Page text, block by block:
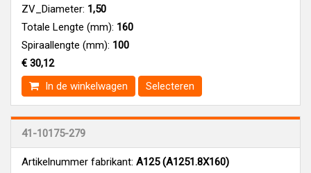
ZV_Diameter: 1,50
Totale Lengte (mm): 160
Spiraallengte (mm): 100
€ 30,12
In de winkelwagen
Selecteren
41-10175-279
Artikelnummer fabrikant: A125 (A1251.8X160)